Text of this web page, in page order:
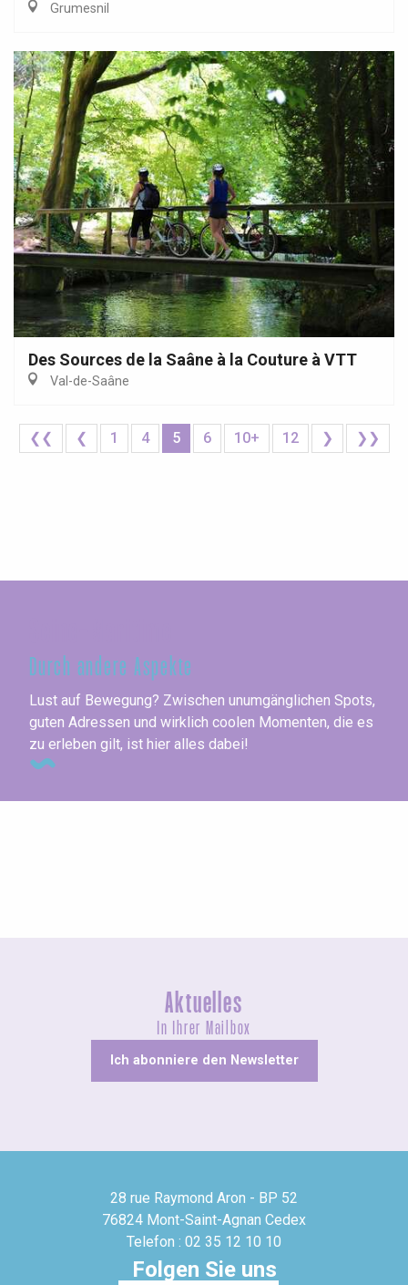
Grumesnil
Des Sources de la Saâne à la Couture à VTT
Val-de-Saâne
❮❮ ❮ 1 4 5 6 10+ 12 ❯ ❯❯
Durch andere Aspekte
Lust auf Bewegung? Zwischen unumgänglichen Spots,
guten Adressen und wirklich coolen Momenten, die es
zu erleben gilt, ist hier alles dabei!
Aktuelles
In Ihrer Mailbox
Ich abonniere den Newsletter
28 rue Raymond Aron - BP 52
76824 Mont-Saint-Agnan Cedex
Telefon : 02 35 12 10 10
Folgen Sie uns